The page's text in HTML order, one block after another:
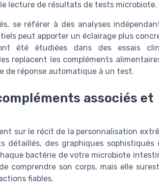
lecture de résultats de tests microbiote.
se référer à des analyses
peut apporter un éclairage plus
été étudiées dans des essais
replacent les compléments
de réponse automatique à un test.
associés et
sur le récit de la personnalisation
détaillés, des graphiques sophistiqués
bactérie de votre microbiote
comprendre son corps, mais elle
fiables.